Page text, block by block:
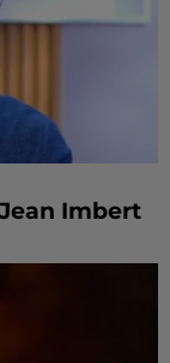
Imbert